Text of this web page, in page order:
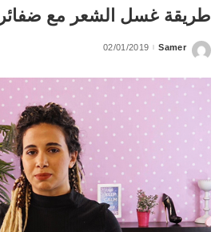
طريقة غسل الشعر مع ضفائر
Posted
Samer
02/01/2019